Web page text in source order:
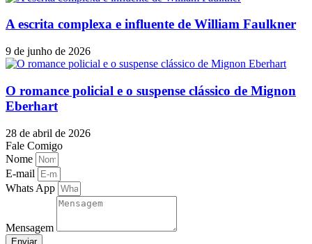
A escrita complexa e influente de William Faulkner
9 de junho de 2026
O romance policial e o suspense clássico de Mignon
Eberhart
28 de abril de 2026
Fale Comigo
Nome
E-mail
Whats App
Mensagem
Enviar